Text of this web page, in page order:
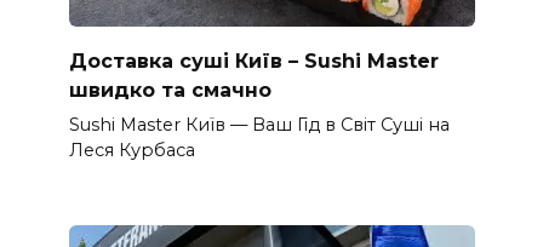
Доставка суші Київ – Sushi Master
швидко та смачно
Sushi Master Київ — Ваш Гід в Світ Суші на
Леся Курбаса